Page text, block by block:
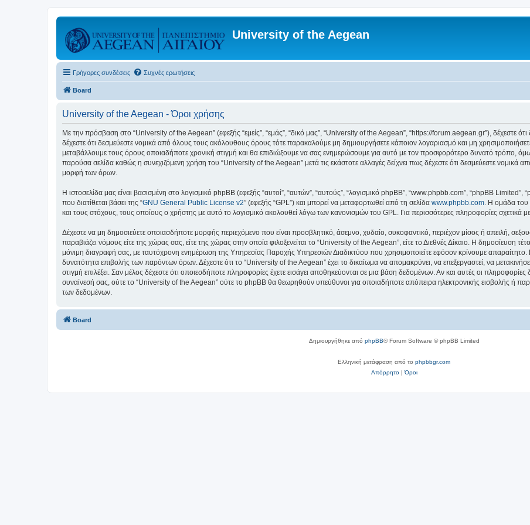
University of the Aegean
Γρήγορες συνδέσεις Συχνές ερωτήσεις
Board
University of the Aegean - Όροι χρήσης
Με την πρόσβαση στο “University of the Aegean” (εφεξής “εμείς”, “εμάς”, “δικό μας”, “University of the Aegean”, “https://forum.aegean.gr”), δέχεστε
δέχεστε ότι δεσμεύεστε νομικά από όλους τους ακόλουθους όρους τότε παρακαλούμε μη δημιουργήσετε κάποιον λογαριασμό και μη
μεταβάλλουμε τους όρους οποιαδήποτε χρονική στιγμή και θα επιδιώξουμε να σας ενημερώσουμε για αυτό με τον προσφορότερο δυνατό τρόπο,
παρούσα σελίδα καθώς η συνεχιζόμενη χρήση του “University of the Aegean” μετά τις εκάστοτε αλλαγές δείχνει πως δέχεστε ότι δεσμεύεστε
μορφή των όρων.
Η ιστοσελίδα μας είναι βασισμένη στο λογισμικό phpBB (εφεξής “αυτοί”, “αυτών”, “αυτούς”, “λογισμικό phpBB”, “www.phpbb.com”, “phpBB
που διατίθεται βάσει της “GNU General Public License v2” (εφεξής “GPL”) και μπορεί να μεταφορτωθεί από τη σελίδα www.phpbb.com. Η ομάδα του
και τους στόχους, τους οποίους ο χρήστης με αυτό το λογισμικό ακολουθεί λόγω των κανονισμών του GPL. Για περισσότερες πληροφορίες σχετικά
Δέχεστε να μη δημοσιεύετε οποιασδήποτε μορφής περιεχόμενο που είναι προσβλητικό, άσεμνο, χυδαίο, συκοφαντικό, περιέχον μίσος ή απειλή,
παραβιάζει νόμους είτε της χώρας σας, είτε της χώρας στην οποία φιλοξενείται το “University of the Aegean”, είτε το Διεθνές Δίκαιο. Η δημοσίευση
μόνιμη διαγραφή σας, με ταυτόχρονη ενημέρωση της Υπηρεσίας Παροχής Υπηρεσιών Διαδικτύου που χρησιμοποιείτε εφόσον κρίνουμε απαραίτητο.
δυνατότητα επιβολής των παρόντων όρων. Δέχεστε ότι το “University of the Aegean” έχει το δικαίωμα να απομακρύνει, να επεξεργαστεί, να
στιγμή επιλέξει. Σαν μέλος δέχεστε ότι οποιεσδήποτε πληροφορίες έχετε εισάγει αποθηκεύονται σε μια βάση δεδομένων. Αν και αυτές οι
συναίνεσή σας, ούτε το “University of the Aegean” ούτε το phpBB θα θεωρηθούν υπεύθυνοι για οποιαδήποτε απόπειρα ηλεκτρονικής εισβολής ή
των δεδομένων.
Board
Δημιουργήθηκε από phpBB® Forum Software © phpBB Limited
Ελληνική μετάφραση από το phpbbgr.com
Απόρρητο|Όροι